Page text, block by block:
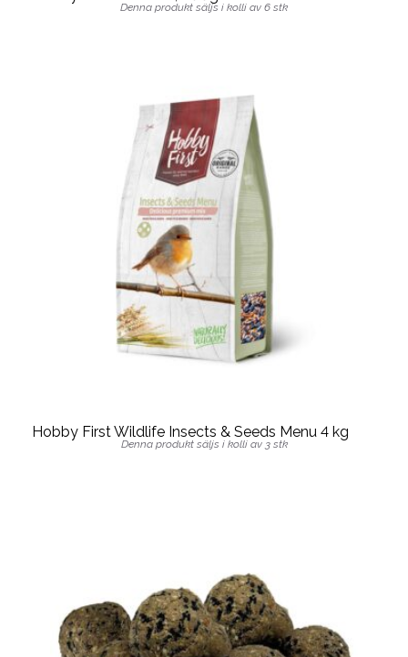
Denna produkt säljs i kolli av 6 stk
Hobby First Wildlife Insects & Seeds Menu 4 kg
Denna produkt säljs i kolli av 3 stk